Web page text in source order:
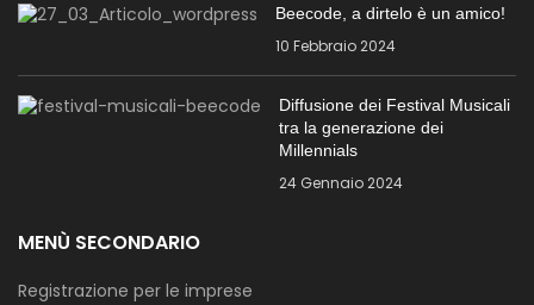
Beecode, a dirtelo è un amico!
10 Febbraio 2024
Diffusione dei Festival Musicali
tra la generazione dei
Millennials
24 Gennaio 2024
MENÙ SECONDARIO
Registrazione per le imprese